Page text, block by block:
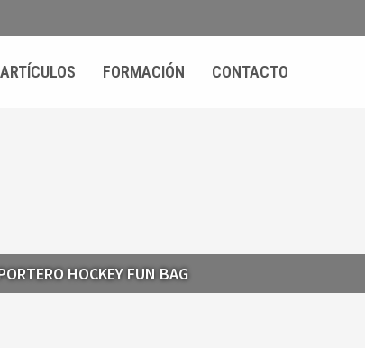
ARTÍCULOS FORMACIÓN CONTACTO
HOCKEY FUN BAG